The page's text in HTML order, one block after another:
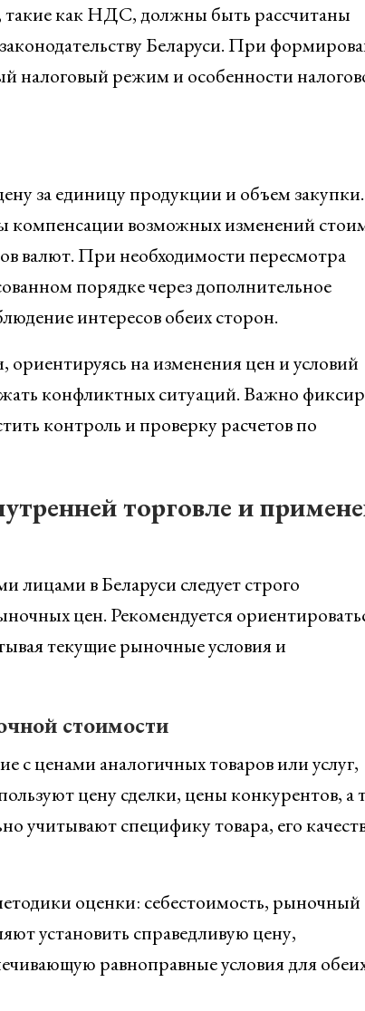
такие как НДС, должны быть рассчитаны
Беларуси. При
налоговый режим и особенности
за единицу продукции и объем
компенсации возможных изменений
валют. При необходимости пересмотра
порядке через дополнительное
интересов обеих сторон.
ориентируясь на изменения цен и условий
конфликтных ситуаций. Важно
контроль и проверку расчетов по
торговле и
в Беларуси следует строго
цен. Рекомендуется
текущие рыночные условия и
стоимости
с ценами аналогичных товаров или услуг,
цену сделки, цены конкурентов, а
учитывают специфику товара, его
оценки: себестоимость, рыночный
установить справедливую цену,
равноправные условия для